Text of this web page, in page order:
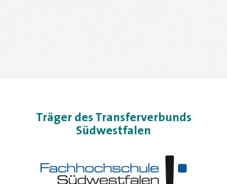
Träger des Transferverbunds
Südwestfalen